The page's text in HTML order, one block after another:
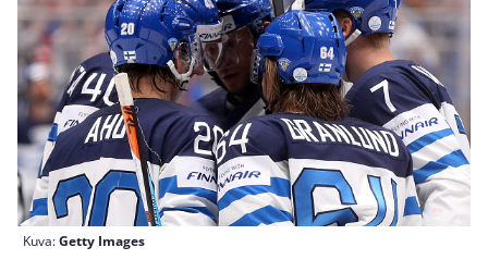
Kuva:Getty Images